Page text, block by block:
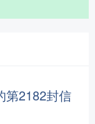
第2182封信